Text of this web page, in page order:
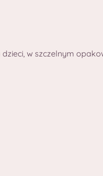
w szczelnym